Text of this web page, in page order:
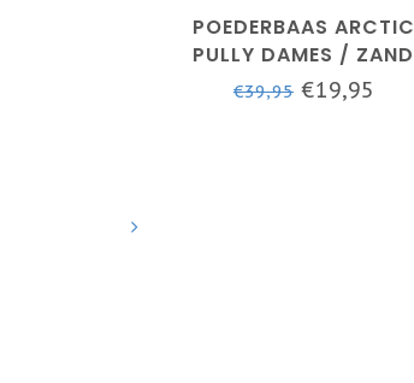
POEDERBAAS ARCTIC
PULLY DAMES / ZAND
KLEUR
€39,95€19,95